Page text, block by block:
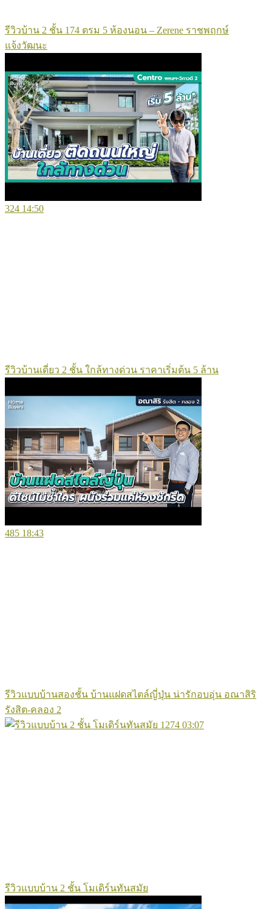
รีวิวบ้าน 2 ชั้น 174 ตรม 5 ห้องนอน – Zerene ราชพฤกษ์
แจ้งวัฒนะ
324 14:50
รีวิวบ้านเดี่ยว 2 ชั้น ใกล้ทางด่วน ราคาเริ่มต้น 5 ล้าน
485 18:43
รีวิวแบบบ้านสองชั้น บ้านแฝดสไตล์ญี่ปุ่น น่ารักอบอุ่น อณาสิริ
รังสิต-คลอง 2
1274 03:07
รีวิวแบบบ้าน 2 ชั้น โมเดิร์นทันสมัย